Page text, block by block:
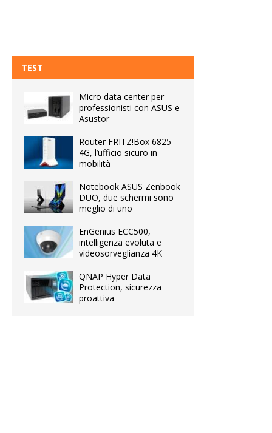
TEST
Micro data center per
professionisti con ASUS e
Asustor
Router FRITZ!Box 6825
4G, l’ufficio sicuro in
mobilità
Notebook ASUS Zenbook
DUO, due schermi sono
meglio di uno
EnGenius ECC500,
intelligenza evoluta e
videosorveglianza 4K
QNAP Hyper Data
Protection, sicurezza
proattiva